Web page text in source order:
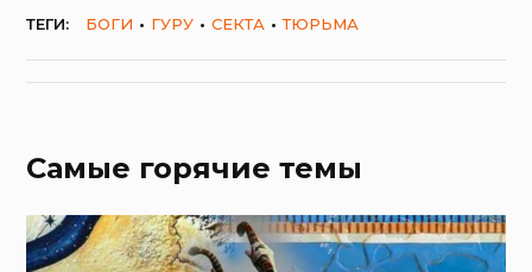
ТЕГИ:
БОГИ ГУРУ СЕКТА ТЮРЬМА
Самые горячие темы